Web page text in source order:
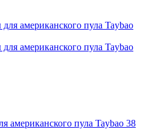
американского пула Taybao 38